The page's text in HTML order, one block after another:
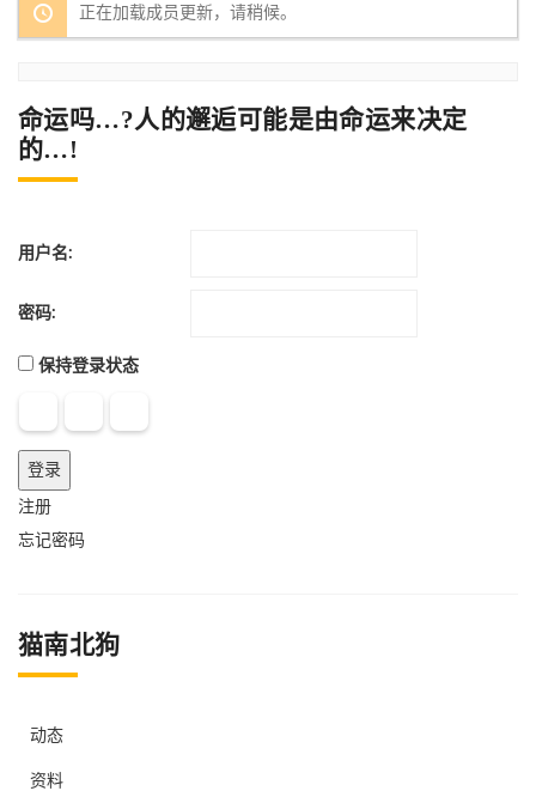
正在加载成员更新，请稍候。
命运吗…?人的邂逅可能是由命运来决定
的…!
用户名:
密码:
保持登录状态
登录
注册
忘记密码
猫南北狗
动态
资料